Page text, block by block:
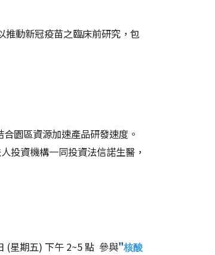
推動新冠疫苗之臨床前研究，包
園區資源加速產品研發速度。
投資機構一同投資法信諾生醫，
(星期五) 下午 2~5 點 參與"核酸